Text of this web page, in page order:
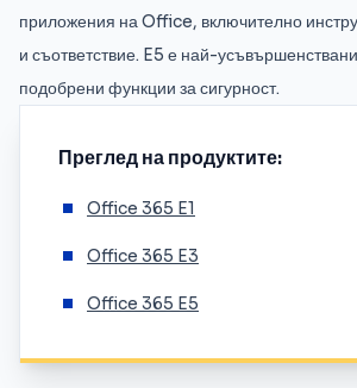
приложения на Office, включително
и съответствие. E5 е най-
подобрени функции за сигурност.
Преглед на продуктите:
Office 365 E1
Office 365 E3
Office 365 E5